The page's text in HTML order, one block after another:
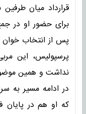
قرارداد میان
برای حضور او در
پس از انتخاب خوان
پرسپولیس، این
نداشت و همین
در ادامه مسیر به
که او هم در